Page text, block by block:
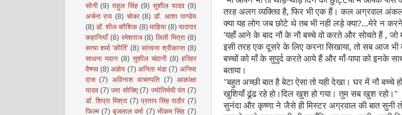
तरह अलग व्यक्तिव है, फिर भी एक हैं। कल अग्रवाल
क्या यह लोग जब छोटे थे तब भी नही लड़े क्या?...मेरे न
'यहाँ आने के बाद नौ के नौ बच्चे वो करते और सोचते हैं,जो
इसी तरह एक दूसरे के लिए करना सिखाया,तो सब आज भी
बच्चों को माँ के सुपुर्द करते आये हैं और माँ-पापा को इनके
बताया।
"बहुत अच्छी बात है बेटा ऐसा तो यही देखा। घर में नौ
खुशियाँ ढूंढ रहे हो।दिल खुश हो गया। तुम सब खुश रहो।"
सुनंदा और कृष्णा ने जैसे ही मिस्टर अग्रवाल की बात सुनी
सोनी (9) राहुल सिंह (9) सुशील यादव (9)
अर्चना राय (8) चोका (8) डॉ. आशा पाण्डेय
(8) डॉ. शील कौशिक (8) माहिया (8) यादगार
कहानियाँ (8) रमेशराज (8) लिली मित्रा (8)
सत्या शर्मा 'कीर्ति' (8) सांत्वना श्रीकान्त (8)
साधना मदान (8) सुशील चंदानी (8) हरिहर
वैष्णव (8) अज्ञेय (7) अनिता मंडा (7) अनिमा
दास (7) अविनाश वाचस्पति (7) आकांक्षा
यादव (7) जरा सोचिए (7) ज्योतिर्मयी पंत (7)
डॉ. शिप्रा मिश्रा (7) प्रताप सिंह राठौर (7)
फिल्म (7) बृजलाल वर्मा (7) भीकम सिंह (7)